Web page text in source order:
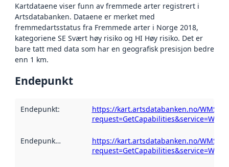
Kartdataene viser funn av fremmede arter registrert i
Artsdatabanken. Dataene er merket med
fremmedartsstatus fra Fremmede arter i Norge 2018,
kategoriene SE Svært høy risiko og HI Høy risiko. Det er
bare tatt med data som har en geografisk presisjon bedre
enn 1 km.
Endepunkt
Endepunkt:
https://kart.artsdatabanken.no/WMS/
request=GetCapabilities&service=WMS
Endepunktskildring
https://kart.artsdatabanken.no/WMS/
request=GetCapabilities&service=WMS